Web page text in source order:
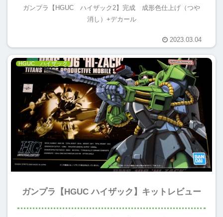
ガンプラ【HGUC ハイザック2】完成 成形色仕上げ（つや
消し）+デカール
2023.03.04
HGUC ハイザック
ガンプラ【HGUC ハイザック】キットレビュー